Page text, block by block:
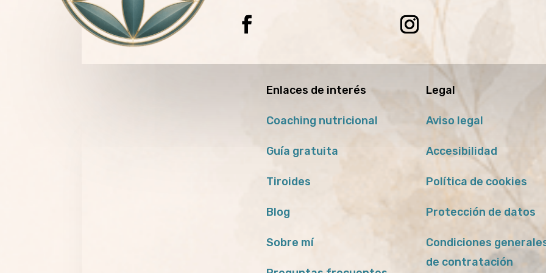
Enlaces de interés
Coaching nutricional
Guía gratuita
Tiroides
Blog
Sobre mí
Legal
Aviso legal
Accesibilidad
Política de cookies
Protección de datos
Condiciones
de contratación